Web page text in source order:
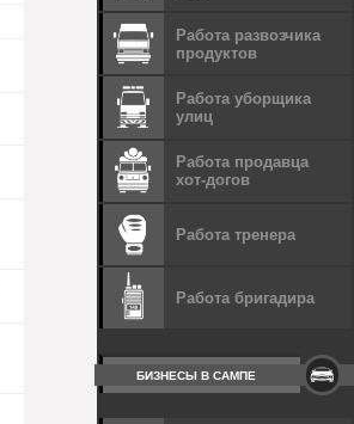
Работа развозчика
продуктов
Работа уборщика
улиц
Работа продавца
хот-догов
Работа тренера
Работа бригадира
БИЗНЕСЫ В САМПЕ